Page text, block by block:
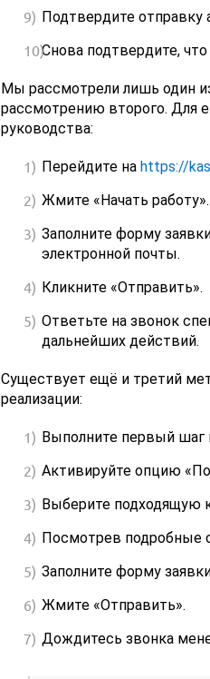
Подтвердите
Снова подтвердите,
Мы рассмотрели лишь один
рассмотрению второго. Для
руководства:
Перейдите на https://
Жмите «Начать работу».
Заполните форму
электронной почты.
Кликните «Отправить».
Ответьте на звонок
дальнейших действий.
Существует ещё и третий
реализации:
Выполните первый шаг
Активируйте опцию
Выберите подходящую
Посмотрев подробные
Заполните форму
Жмите «Отправить».
Дождитесь звонка